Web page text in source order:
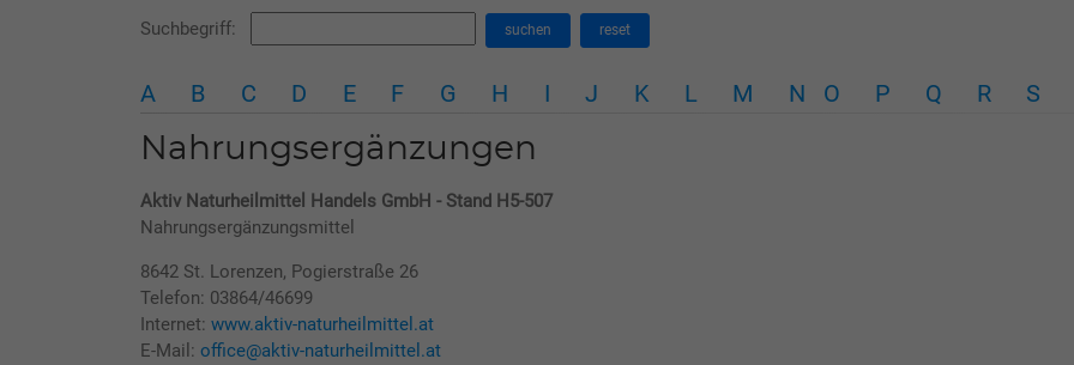
Suchbegriff: suchen reset
A B C D E F G H I J K L M N O P Q R S
Nahrungsergänzungen
Aktiv Naturheilmittel Handels GmbH - Stand H5-507
Nahrungsergänzungsmittel
8642 St. Lorenzen, Pogierstraße 26
Telefon: 03864/46699
Internet: www.aktiv-naturheilmittel.at
E-Mail: office@aktiv-naturheilmittel.at